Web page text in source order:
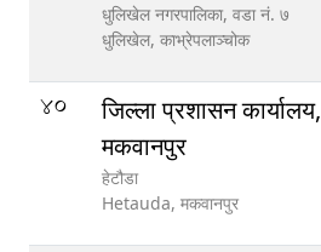
धुलिखेल नगरपालिका, वडा नं. ७
धुलिखेल, काभ्रेपलाञ्चोक
40
जिल्ला प्रशासन कार्यालय,
मकवानपुर
हेटौडा
Hetauda, मकवानपुर